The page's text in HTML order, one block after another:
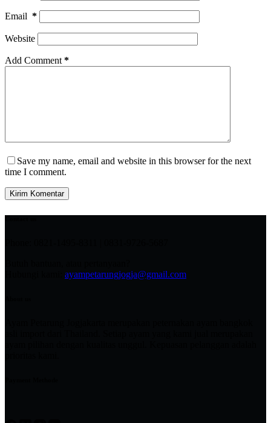
Email *
Website
Add Comment *
Save my name, email and website in this browser for the next
time I comment.
Kirim Komentar
ayampetarungjogja@gmail.com